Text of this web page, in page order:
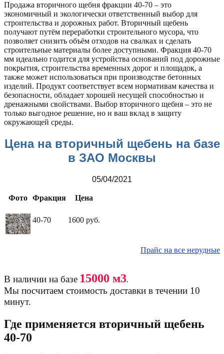
Продажа вторичного щебня фракции 40-70 – это
экономичный и экологически ответственный выбор для
строительства и дорожных работ. Вторичный щебень
получают путём переработки строительного мусора, что
позволяет снизить объём отходов на свалках и сделать
строительные материалы более доступными. Фракция 40-70
мм идеально годится для устройства оснований под дорожные
покрытия, строительства временных дорог и площадок, а
также может использоваться при производстве бетонных
изделий. Продукт соответствует всем нормативам качества и
безопасности, обладает хорошей несущей способностью и
дренажными свойствами. Выбор вторичного щебня – это не
только выгодное решение, но и ваш вклад в защиту
окружающей среды.
Цена на вторичный щебень на базе
в ЗАО Москвы
05/04/2021
Фото Фракция Цена
40-70 1600 руб.
Прайс на все нерудные
В наличии на базе 15000 м3.
Мы посчитаем стоимость доставки в течении 10
минут.
Где применяется вторичный щебень
40-70